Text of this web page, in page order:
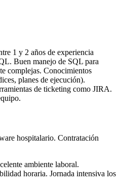
1 y 2 años de experiencia
Buen manejo de SQL para
complejas. Conocimientos
planes de ejecución).
de ticketing como JIRA.
hospitalario. Contratación
ambiente laboral.
horaria. Jornada intensiva los